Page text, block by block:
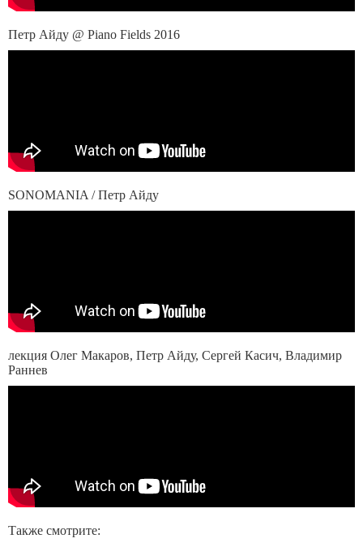
Петр Айду @ Piano Fields 2016
SONOMANIA / Петр Айду
лекция Олег Макаров, Петр Айду, Сергей Касич, Владимир
Раннев
Также смотрите: